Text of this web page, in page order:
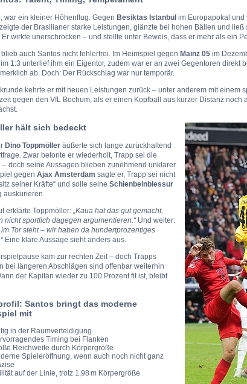
war ein kleiner Höhenflug. Gegen Besiktas Istanbul im Europapokal
zeigte der Brasilianer starke Leistungen, glänzte bei hohen Bällen und
wirkte unerschrocken – und stellte unter Beweis, dass er mehr als ein
auch Santos nicht fehlerfrei. Im Heimspiel gegen Mainz 05 im
1:3 unterlief ihm ein Eigentor, zudem war er an zwei Gegentoren direkt
ab. Doch: Der Rückschlag war nur temporär.
kehrte er mit neuen Leistungen zurück – unter anderem mit einem
gegen den VfL Bochum, als er einen Kopfball aus kurzer Distanz noch
hält sich bedeckt
Dino Toppmöller äußerte sich lange zurückhaltend
Zwar betonte er wiederholt, Trapp sei die
– doch seine Aussagen blieben zunehmend unklarer.
gegen Ajax Amsterdam sagte er, Trapp sei nicht
seiner Kräfte“ und solle seine Schienbeinblessur
auskurieren.
erklärte Toppmöller: „Kaua hat das gut gemacht,
nicht sportlich dagegen argumentieren.“Und weiter:
im Tor steht – wir haben da hundertprozentiges
Eine klare Aussage sieht anders aus.
kam zur rechten Zeit – doch Trapps
bei längeren Abschlägen sind offenbar weiterhin
der Kapitän wieder zu 100 Prozent fit ist, bleibt
Santos bringt das moderne
mit
in der Raumverteidigung
Timing bei Flanken
Reichweite durch Körpergröße
Spieleröffnung, wenn auch noch nicht ganz
auf der Linie, trotz 1,98 m Körpergröße